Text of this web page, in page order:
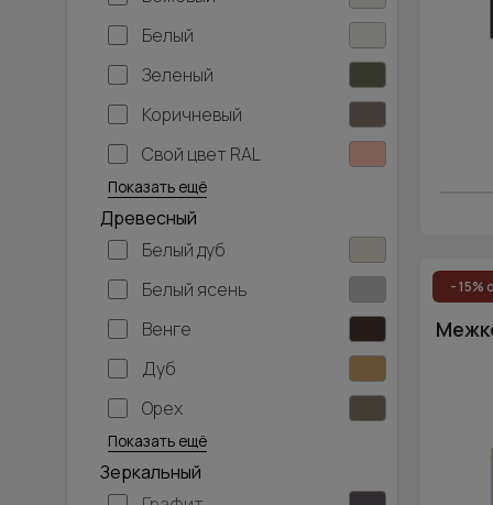
Белый
Зеленый
Коричневый
Свой цвет RAL
Серебристый
Серый
Темно-серый
Хаки
Черный
Показать ещё
Древесный
Белый дуб
Белый ясень
Венге
Дуб
Орех
Серый дуб
Показать ещё
Зеркальный
- 15%